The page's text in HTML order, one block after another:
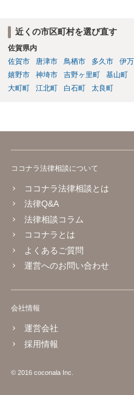
近くの市区町村を選び直す
佐賀県内
佐賀市
唐津市 鳥栖市 多久市 伊
嬉野市
神埼市 吉野ヶ里町 基山町
大町町
江北町 白石町 太良町
ココナラ法律相談について
ココナラ法律相談とは
法律Q&A
法律相談コラム
ココナラとは
よくあるご質問
運営へのお問い合わせ
会社情報
運営会社
採用情報
© 2016 coconala Inc.